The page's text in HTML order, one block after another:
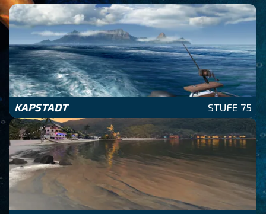
KAPSTADT STUFE 75